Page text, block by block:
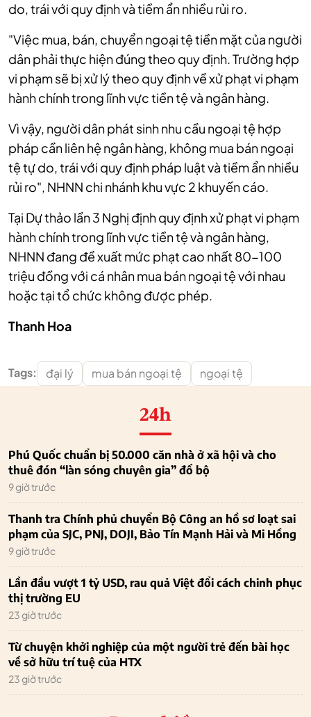
do, trái với quy định và tiềm ẩn nhiều rủi ro.
"Việc mua, bán, chuyển ngoại tệ tiền mặt của người
dân phải thực hiện đúng theo quy định. Trường hợp
vi phạm sẽ bị xử lý theo quy định về xử phạt vi phạm
hành chính trong lĩnh vực tiền tệ và ngân hàng.
Vì vậy, người dân phát sinh nhu cầu ngoại tệ hợp
pháp cần liên hệ ngân hàng, không mua bán ngoại
tệ tự do, trái với quy định pháp luật và tiềm ẩn nhiều
rủi ro", NHNN chi nhánh khu vực 2 khuyến cáo.
Tại Dự thảo lần 3 Nghị định quy định xử phạt vi phạm
hành chính trong lĩnh vực tiền tệ và ngân hàng,
NHNN đang đề xuất mức phạt cao nhất 80-100
triệu đồng với cá nhân mua bán ngoại tệ với nhau
hoặc tại tổ chức không được phép.
Thanh Hoa
Tags: đại lý mua bán ngoại tệ ngoại tệ
24h
Phú Quốc chuẩn bị 50.000 căn nhà ở xã hội và cho
thuê đón “làn sóng chuyên gia” đổ bộ
9 giờ trước
Thanh tra Chính phủ chuyển Bộ Công an hồ sơ loạt sai
phạm của SJC, PNJ, DOJI, Bảo Tín Mạnh Hải và Mi Hồng
9 giờ trước
Lần đầu vượt 1 tỷ USD, rau quả Việt đổi cách chinh phục
thị trường EU
23 giờ trước
Từ chuyện khởi nghiệp của một người trẻ đến bài học
về sở hữu trí tuệ của HTX
23 giờ trước